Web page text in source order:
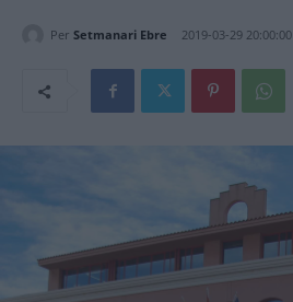
Per Setmanari Ebre 2019-03-29 20:00:00